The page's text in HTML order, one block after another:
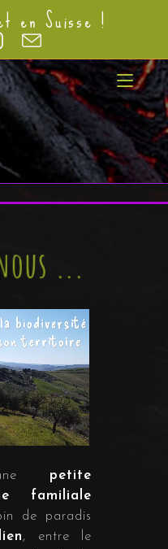
en Suisse !
...
une petite
familiale
de paradis
, entre le